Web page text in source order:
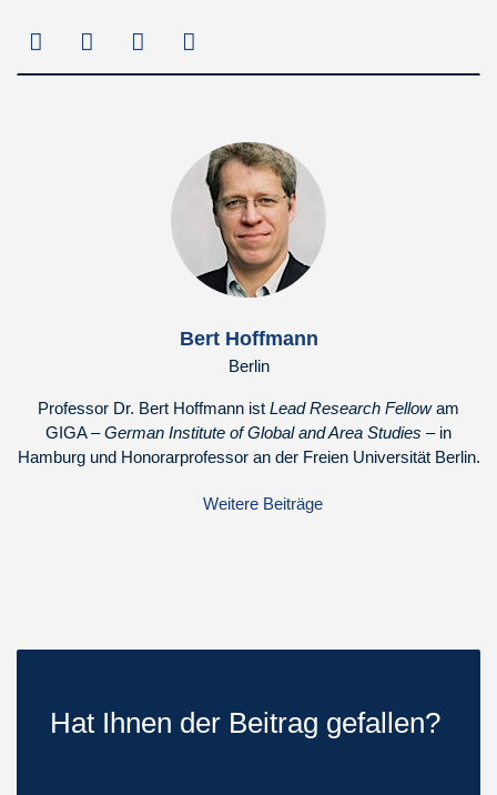
Bert Hoffmann
Berlin
Professor Dr. Bert Hoffmann ist Lead Research Fellowam
GIGA –German Institute of Global and Area Studies – in
Hamburg und Honorarprofessor an der Freien Universität Berlin.
Weitere Beiträge
Hat Ihnen der Beitrag gefallen?